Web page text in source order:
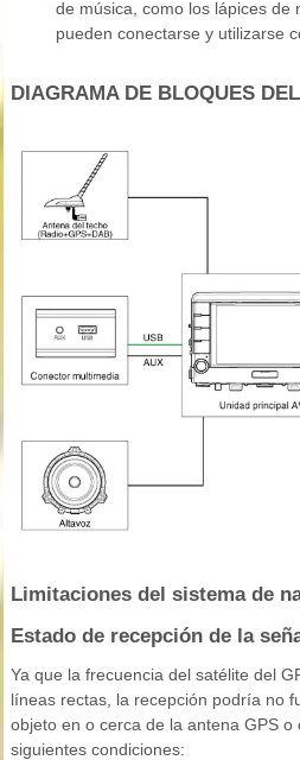
de música, como los lápices de
pueden conectarse y utilizarse
DIAGRAMA DE BLOQUES
Limitaciones del sistema de
Estado de recepción de la
Ya que la frecuencia del satélite del
líneas rectas, la recepción podría no
objeto en o cerca de la antena GPS
siguientes condiciones: